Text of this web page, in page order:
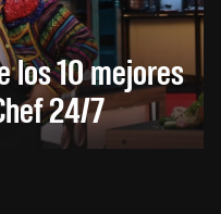
los 10 mejores
24/7